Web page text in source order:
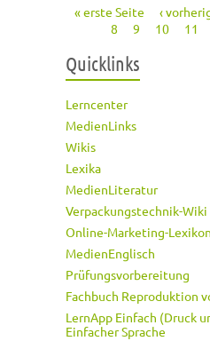
Seiten
« erste Seite ‹
8
9 10 11
Quicklinks
Lerncenter
MedienLinks
Wikis
Lexika
MedienLiteratur
Verpackungstechnik-Wiki
Online-Marketing-Lexikon
MedienEnglisch
Prüfungsvorbereitung
Fachbuch Reproduktion
LernApp Einfach (Druck
Einfacher Sprache